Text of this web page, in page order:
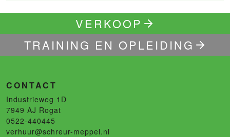
VERKOOP
TRAINING EN OPLEIDING
CONTACT
Industrieweg 1D
7949 AJ Rogat
0522-440445
verhuur@schreur-meppel.nl